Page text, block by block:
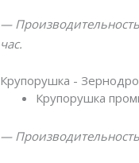
—
час.
Крупорушка -
Крупорушка
—